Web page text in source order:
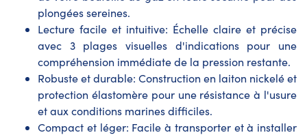
plongées sereines.
Lecture facile et intuitive: Échelle claire et précise
avec 3 plages visuelles d'indications pour une
compréhension immédiate de la pression restante.
Robuste et durable: Construction en laiton nickelé et
protection élastomère pour une résistance à l'usure
et aux conditions marines difficiles.
Compact et léger: Facile à transporter et à installer